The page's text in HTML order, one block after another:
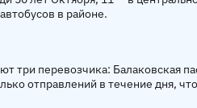
в районе.
перевозчика: Балаковская
отправлений в течение дня,